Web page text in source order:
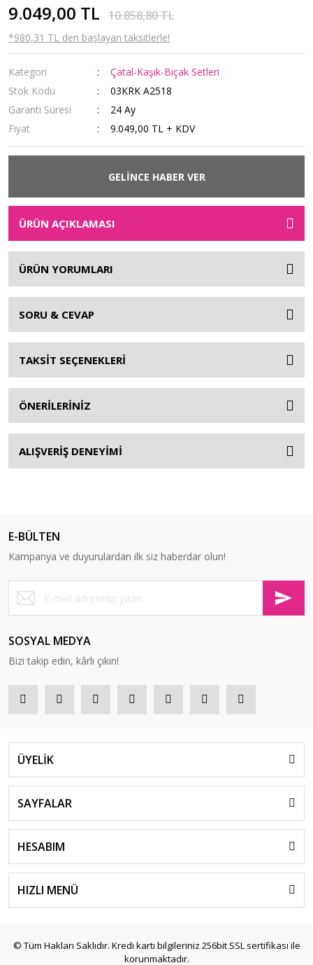
9.049,00 TL 10.858,80 TL
*980,31 TL den başlayan taksitlerle!
Kategori
Çatal-Kaşık-Bıçak Setleri
Stok Kodu
03KRK A2518
Garanti Süresi
24 Ay
Fiyat
9.049,00 TL + KDV
GELİNCE HABER VER
ÜRÜN AÇIKLAMASI
ÜRÜN YORUMLARI
SORU & CEVAP
TAKSİT SEÇENEKLERİ
ÖNERİLERİNİZ
ALIŞVERİŞ DENEYİMİ
E-BÜLTEN
Kampanya ve duyurulardan ilk siz haberdar olun!
SOSYAL MEDYA
Bizi takip edin, kârlı çıkın!
ÜYELİK
SAYFALAR
HESABIM
HIZLI MENÜ
© Tüm Hakları Saklıdır. Kredi kartı bilgileriniz 256bit SSL sertifikası ile
korunmaktadır.